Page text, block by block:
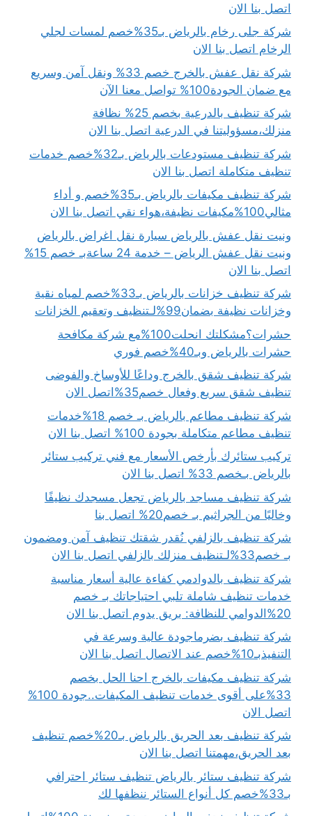
اتصل بنا الان
شركة جلى رخام بالرياض بـ35%خصم لمسات لجلي
الرخام اتصل بنا الان
شركة نقل عفش بالخرج خصم 33% ونقل آمن وسريع
مع ضمان الجودة100% تواصل معنا الآن
شركة تنظيف بالدرعية بخصم 25% نظافة
منزلك،مسؤوليتنا في الدرعية اتصل بنا الان
شركة تنظيف مستودعات بالرياض بـ32%خصم خدمات
تنظيف متكاملة اتصل بنا الان
شركة تنظيف مكيفات بالرياض بـ35%خصم و أداء
مثالي100%مكيفات نظيفة،هواء نقي اتصل بنا الان
ونيت نقل عفش بالرياض سيارة نقل اغراض بالرياض
ونيت نقل عفش الرياض – خدمة 24 ساعةبـ خصم 15%
اتصل بنا الان
شركة تنظيف خزانات بالرياض بـ33%خصم لمياه نقية
وخزانات نظيفة بضمان99%لـتنظيف وتعقيم الخزانات
حشرات؟مشكلتك انحلت100%مع شركة مكافحة
حشرات بالرياض وبـ40%خصم فوري
شركة تنظيف شقق بالخرج وداعًا للأوساخ والفوضى
تنظيف شقق سريع وفعال خصم35%اتصل الان
شركة تنظيف مطاعم بالرياض بـ خصم 18%خدمات
تنظيف مطاعم متكاملة بجودة 100% اتصل بنا الان
تركيب ستائرك بأرخص الأسعار مع فني تركيب ستائر
بالرياض بـخصم 33% اتصل بنا الان
شركة تنظيف مساجد بالرياض تجعل مسجدك نظيفًا
وخاليًا من الجراثيم بـ خصم20% اتصل بنا
شركة تنظيف بالزلفي نُقدر شقتك تنظيف آمن ومضمون
بـ خصم33%لـتنظيف منزلك بالزلفي اتصل بنا الان
شركة تنظيف بالدوادمي كفاءة عالية أسعار مناسبة
خدمات تنظيف شاملة تلبي احتياجاتك بـ خصم
20%الدوامي للنظافة: بريق يدوم اتصل بنا الان
شركة تنظيف بضرماجودة عالية وسرعة في
التنفيذبـ10%خصم عند الاتصال اتصل بنا الان
شركة تنظيف مكيفات بالخرج احنا الحل بخصم
33%على أقوى خدمات تنظيف المكيفات..جودة 100%
اتصل الان
شركة تنظيف بعد الحريق بالرياض بـ20%خصم تنظيف
بعد الحريق،مهمتنا اتصل بنا الان
شركة تنظيف ستائر بالرياض تنظيف ستائر احترافي
بـ33%خصم كل أنواع الستائر ننظفها لك